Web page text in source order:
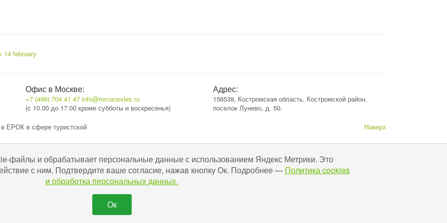
14 february
Офис в Москве:
+7 (499) 704 41 47 info@romanovles.ru
(c 10.00 до 17.00 кроме субботы и воскресенья)
Адрес:
156539, Костромская область, Костромской район,
поселок Лунево, д. 50.
ЕРОК в сфере туристской
Наверх
файлы и обрабатывает персональные данные с использованием Яндекс Метрики. Это
с ним. Подтвердите ваше согласие, нажав кнопку Ок. Подробнее — Политика cookies
и обработка персональных данных.
Ок